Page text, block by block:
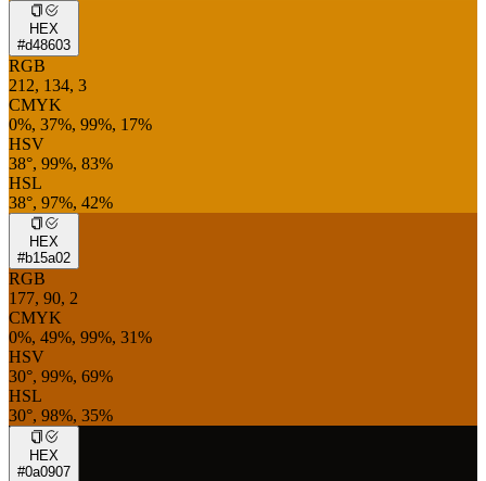
HEX
#d48603
RGB
212, 134, 3
CMYK
0%, 37%, 99%, 17%
HSV
38°, 99%, 83%
HSL
38°, 97%, 42%
HEX
#b15a02
RGB
177, 90, 2
CMYK
0%, 49%, 99%, 31%
HSV
30°, 99%, 69%
HSL
30°, 98%, 35%
HEX
#0a0907